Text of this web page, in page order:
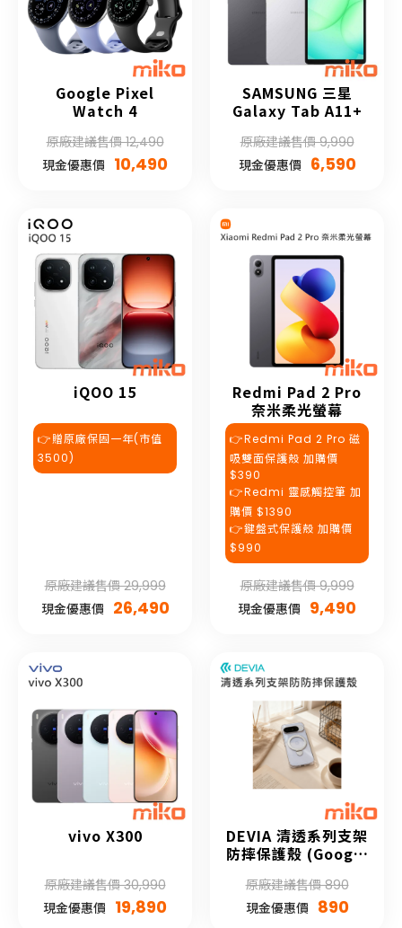
Google Pixel
Watch 4
原廠建議售價 12,490
現金優惠價 10,490
SAMSUNG 三星
Galaxy Tab A11+
原廠建議售價 9,990
現金優惠價 6,590
iQOO 15
👉贈原廠保固一年(市值
3500)
原廠建議售價 29,999
現金優惠價 26,490
Redmi Pad 2 Pro
奈米柔光螢幕
👉Redmi Pad 2 Pro 磁
吸雙面保護殼 加購價
$390
👉Redmi 靈感觸控筆 加
購價 $1390
👉鍵盤式保護殼 加購價
$990
原廠建議售價 9,999
現金優惠價 9,490
vivo X300
原廠建議售價 30,990
現金優惠價 19,890
DEVIA 清透系列支架
防摔保護殼 (Google
原廠建議售價 890
現金優惠價 890